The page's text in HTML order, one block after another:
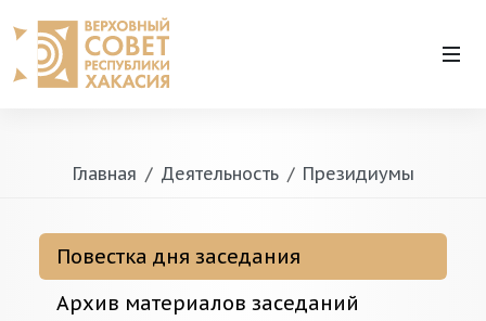
Главная Деятельность Президиумы
Повестка дня заседания
Архив материалов заседаний